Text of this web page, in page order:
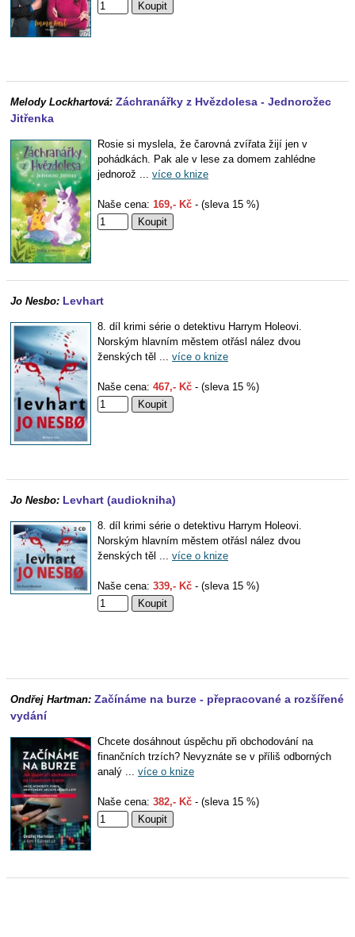
Melody Lockhartová: Záchranářky z Hvězdolesa - Jednorožec
Jitřenka
Rosie si myslela, že čarovná zvířata žijí jen v
pohádkách. Pak ale v lese za domem zahlédne
jednorož ... více o knize
Naše cena: 169,- Kč - (sleva 15 %)
Jo Nesbo: Levhart
8. díl krimi série o detektivu Harrym Holeovi.
Norským hlavním městem otřásl nález dvou
ženských těl ... více o knize
Naše cena: 467,- Kč - (sleva 15 %)
Jo Nesbo: Levhart (audiokniha)
8. díl krimi série o detektivu Harrym Holeovi.
Norským hlavním městem otřásl nález dvou
ženských těl ... více o knize
Naše cena: 339,- Kč - (sleva 15 %)
Ondřej Hartman: Začínáme na burze - přepracované a rozšířené
vydání
Chcete dosáhnout úspěchu při obchodování na
finančních trzích? Nevyznáte se v příliš odborných
analý ... více o knize
Naše cena: 382,- Kč - (sleva 15 %)